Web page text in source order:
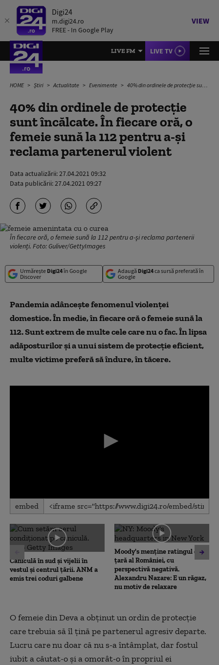
Digi24
m.digi24.ro
FREE - In Google Play
VIEW
LIVE FM LIVE TV
HOME Știri Actualitate Evenimente 40% din ordinele de protecție sunt încălcate. În fiecare oră, o femeie sună la 112 pentru a-și reclama partenerul violent
40% din ordinele de protecție
sunt încălcate. În fiecare oră, o
femeie sună la 112 pentru a-și
reclama partenerul violent
Data actualizării:27.04.2021 09:32
Data publicării:27.04.2021 09:27
În fiecare oră, o femeie sună la 112 pentru a-și reclama partenerii
violenți. Foto: Guliver/GettyImages
Urmărește Digi24în Google
Discover
Adaugă Digi24ca sursă preferată în
Google
Pandemia adâncește fenomenul violenței
domestice. În medie, în fiecare oră o femeie sună la
112. Sunt extrem de multe cele care nu o fac. În lipsa
adăposturilor și a unui sistem de protecție eficient,
multe victime preferă să îndure, în tăcere.
0
seconds
0
seconds
embed
Caniculă în sud și vijelii în
vestul și centrul țării. ANM a
emis trei coduri galbene
Moody's menține ratingul de
țară al României, cu
perspectivă negativă.
Alexandru Nazare: E un răgaz,
nu motiv de relaxare
O femeie din Deva a obținut un ordin de protecție
care trebuia să îl țină pe partenerul agresiv departe.
Lucru care nu doar că nu s-a întâmplat, dar fostul
iubit a căutat-o și a omorât-o în propriul ei